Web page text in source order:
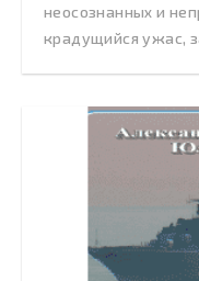
неосознанных и
крадущийся ужас,